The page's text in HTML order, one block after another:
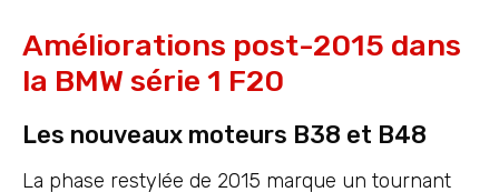
Améliorations post-2015 dans
la BMW série 1 F20
Les nouveaux moteurs B38 et B48
La phase restylée de 2015 marque un tournant